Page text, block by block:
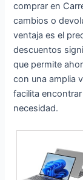
comprar en
cambios o
ventaja es el
descuentos
que permite
con una amplia
facilita
necesidad.